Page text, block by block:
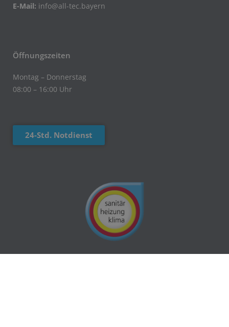
E-Mail: info@all-tec.bayern
Öffnungszeiten
Montag – Donnerstag
08:00 – 16:00 Uhr
24-Std. Notdienst